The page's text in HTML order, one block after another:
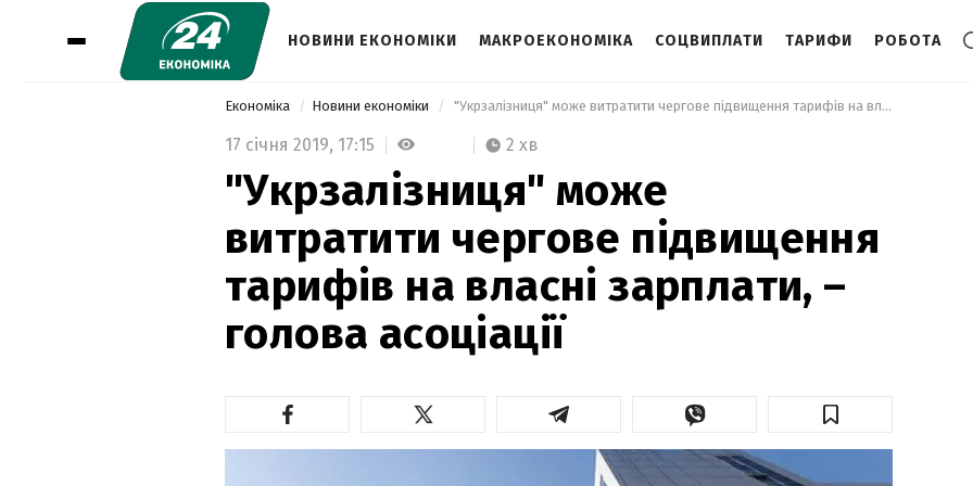
НОВИНИ ЕКОНОМІКИ МАКРОЕКОНОМІКА СОЦВИПЛАТИ ТАРИФИ РОБОТА
Економіка Новини економіки "Укрзалізниця" може витратити чергове підвищення тарифів на власні зарплати, – голова асоціації
17 січня 2019, 17:15 2 хв
"Укрзалізниця" може
витратити чергове підвищення
тарифів на власні зарплати, –
голова асоціації